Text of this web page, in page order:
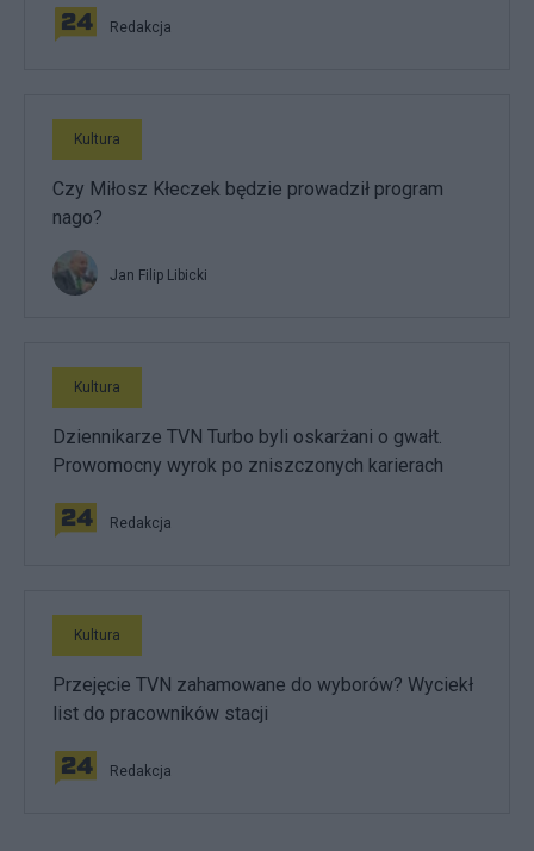
Redakcja
Kultura
Czy Miłosz Kłeczek będzie prowadził program
nago?
Jan Filip Libicki
Kultura
Dziennikarze TVN Turbo byli oskarżani o gwałt.
Prowomocny wyrok po zniszczonych karierach
Redakcja
Kultura
Przejęcie TVN zahamowane do wyborów? Wyciekł
list do pracowników stacji
Redakcja